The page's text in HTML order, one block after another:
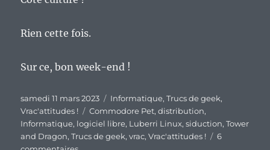
Rien cette fois.
Sur ce, bon week-end !
Publié
le
samedi 11 mars 2023 Catégories
Informatique,Trucs de geek,
Vrac'attitudes !
Étiquettes
Commodore Pet,distribution,
Informatique, logiciel libre, Luberri Linux,siduction,Tower
and Dragon,Trucs de geek,vrac,Vrac'attitudes !
6